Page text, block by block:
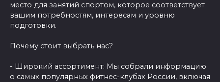
место для занятий спортом, которое соответствует
вашим потребностям, интересам и уровню
подготовки.
Почему стоит выбрать нас?
- Широкий ассортимент: Мы собрали информацию
о самых популярных фитнес-клубах России, включая